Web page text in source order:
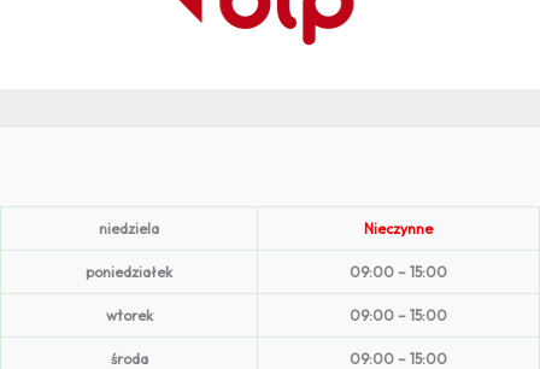
niedziela Nieczynne
poniedziałek 09:00 – 15:00
wtorek 09:00 – 15:00
środa 09:00 – 15:00